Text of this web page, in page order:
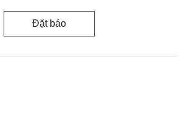
Đặt báo